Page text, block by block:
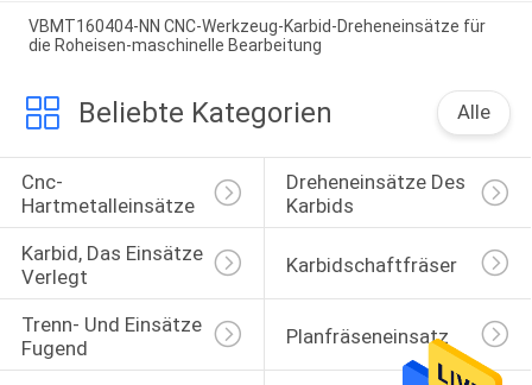
VBMT160404-NN CNC-Werkzeug-Karbid-Dreheneinsätze für
die Roheisen-maschinelle Bearbeitung
Beliebte Kategorien Alle
Cnc-
Hartmetalleinsätze
Dreheneinsätze Des
Karbids
Karbid, Das Einsätze
Verlegt
Karbidschaftfräser
Trenn- Und Einsätze
Fugend
Planfräseneinsatz